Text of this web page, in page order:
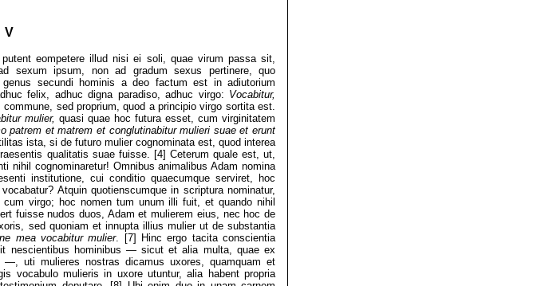
V
eompetere illud nisi ei soli, quae virum passa sit,
sexum ipsum, non ad gradum sexus pertinere, quo
secundi hominis a deo factum est in adiutorium
felix, adhuc digna paradiso, adhuc virgo: Vocabitur,
sed proprium, quod a principio virgo sortita est.
mulier, quasi quae hoc futura esset, cum virginitatem
patrem et matrem et conglutinabitur mulieri suae et erunt
ista, si de futuro mulier cognominata est, quod interea
qualitatis suae fuisse. [4] Ceterum quale est, ut,
nihil cognominaretur! Omnibus animalibus Adam nomina
institutione, cui conditio quaecumque serviret, hoc
Atquin quotienscumque in scriptura nominatur,
virgo; hoc nomen tum unum illi fuit, et quando nihil
fuisse nudos duos, Adam et mulierem eius, nec hoc de
sed quoniam et innupta illius mulier ut de substantia
mea vocabitur mulier. [7] Hinc ergo tacita conscientia
nescientibus hominibus — sicut et alia multa, quae ex
uti mulieres nostras dicamus uxores, quamquam et
vocabulo mulieris in uxore utuntur, alia habent propria